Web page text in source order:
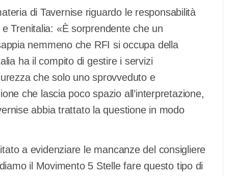
di Tavernise riguardo le responsabilità
Trenitalia: «È sorprendente che un
nemmeno che RFI si occupa della
ha il compito di gestire i servizi
che solo uno sprovveduto e
che lascia poco spazio all’interpretazione,
abbia trattato la questione in modo
a evidenziare le mancanze del consigliere
il Movimento 5 Stelle fare questo tipo di